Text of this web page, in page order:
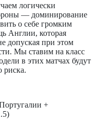
логически
— доминирование
о себе громким
Англии, которая
допуская при этом
Мы ставим на класс
в этих матчах будут
риска.
+